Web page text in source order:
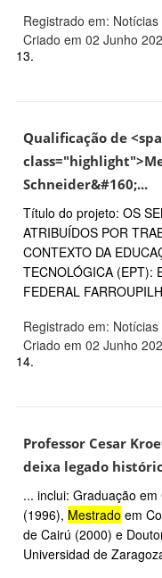
Registrado em: Notícias
Criado em 02 Junho
13.
Qualificação de
Schneider&#160;...
Título do projeto: OS
ATRIBUÍDOS POR
CONTEXTO DA
TECNOLÓGICA (EPT):
FEDERAL
Registrado em: Notícias
Criado em 02 Junho
14.
Professor Cesar
deixa legado
... inclui: Graduação
(1996), Mestrado em
de Cairú (2000) e
Universidad de